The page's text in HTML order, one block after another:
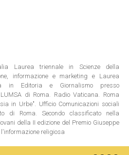
Laurea triennale in Scienze della
informazione e marketing e Laurea
in Editoria e Giornalismo presso
di Roma. Radio Vaticana. Roma
in Urbe". Ufficio Comunicazioni sociali
di Roma. Secondo classificato nella
della II edizione del Premio Giuseppe
religiosa